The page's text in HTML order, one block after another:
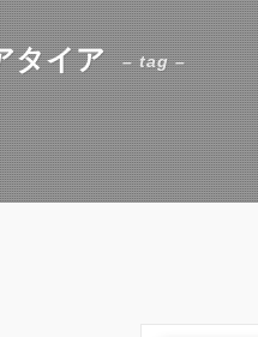
タイア – tag –